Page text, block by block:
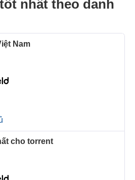
nhất theo danh
Nam
cho torrent